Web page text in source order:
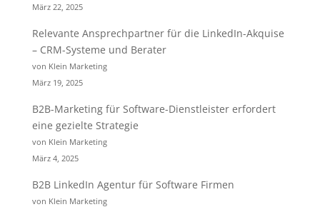
März 22, 2025
Relevante Ansprechpartner für die LinkedIn-Akquise
– CRM-Systeme und Berater
von Klein Marketing
März 19, 2025
B2B-Marketing für Software-Dienstleister erfordert
eine gezielte Strategie
von Klein Marketing
März 4, 2025
B2B LinkedIn Agentur für Software Firmen
von Klein Marketing